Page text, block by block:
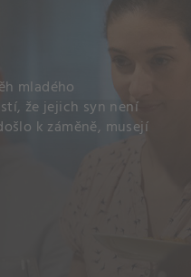
mladého
že jejich syn není
k záměně, musejí